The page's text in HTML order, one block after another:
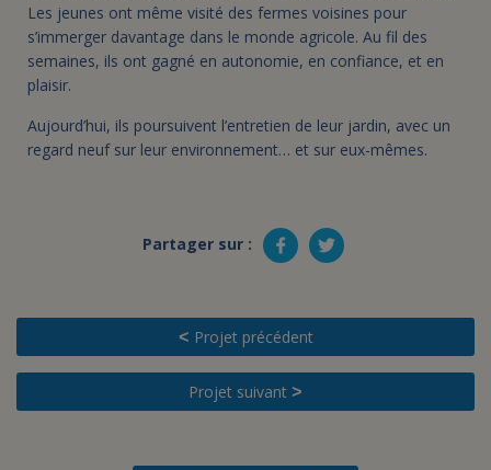
Les jeunes ont même visité des fermes voisines pour
s’immerger davantage dans le monde agricole. Au fil des
semaines, ils ont gagné en autonomie, en confiance, et en
plaisir.
Aujourd’hui, ils poursuivent l’entretien de leur jardin, avec un
regard neuf sur leur environnement… et sur eux-mêmes.
Partager sur :
< Projet précédent
Projet suivant >